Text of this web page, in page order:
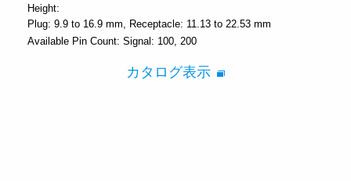
Height:
Plug: 9.9 to 16.9 mm
Receptacle: 11.13 to 22.53 mm
Available Pin Count: Signal: 100, 200
カタログ表示